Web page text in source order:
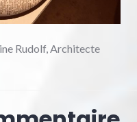
Rudolf, Architecte